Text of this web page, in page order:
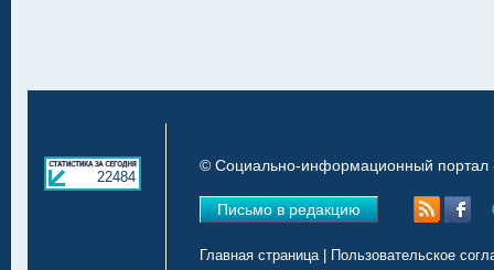
22484
© Социально-информационный портал
Письмо в редакцию
Главная страница| Пользовательское